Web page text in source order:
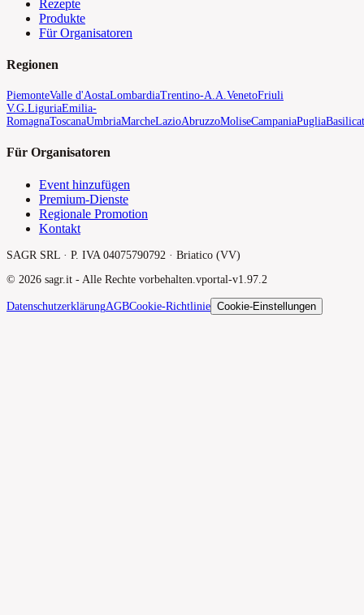
Rezepte
Produkte
Für Organisatoren
Regionen
PiemonteValle d'AostaLombardiaTrentino-A.A.VenetoFriuli
V.G.LiguriaEmilia-
RomagnaToscanaUmbriaMarcheLazioAbruzzoMoliseCampaniaPuglia
Für Organisatoren
Event hinzufügen
Premium-Dienste
Regionale Promotion
Kontakt
SAGR SRL · P. IVA 04075790792 · Briatico (VV)
© 2026 sagr.it - Alle Rechte vorbehalten. vportal-v1.97.2
DatenschutzerklärungAGBCookie-Richtlinie Cookie-Einstellungen